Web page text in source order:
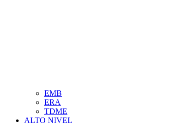
EMB
ERA
TDME
ALTO NIVEL